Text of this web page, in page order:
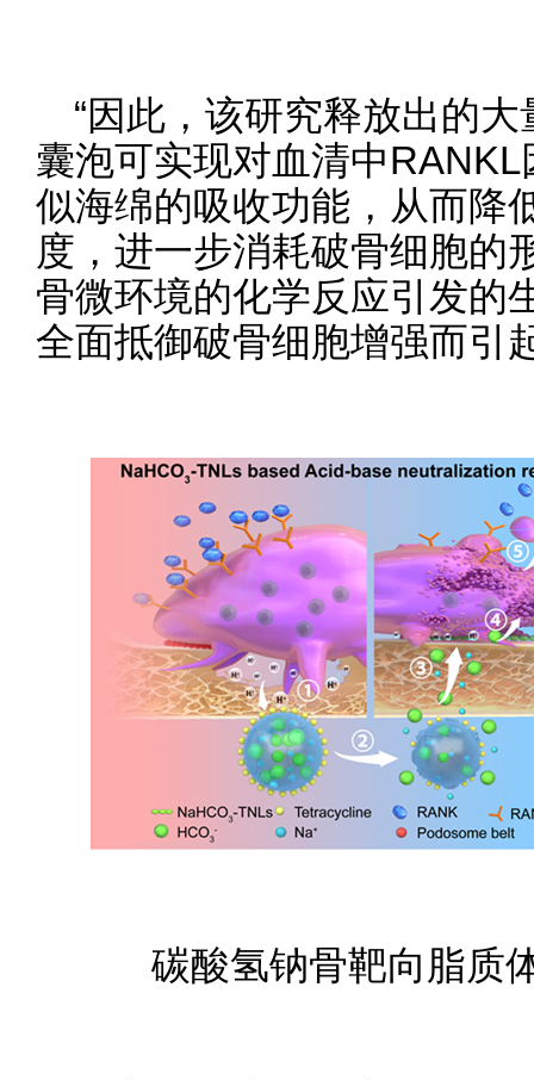
“因此，该研究释放出的
囊泡可实现对血清中
似海绵的吸收功能，从而降
度，进一步消耗破骨细胞的
骨微环境的化学反应引发的
全面抵御破骨细胞增强而引
碳酸氢钠骨靶向脂质